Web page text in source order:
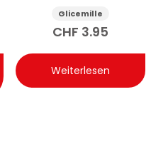
feuchtigkeitsspendende
Handcreme mit
Glicemille
CHF 3.95
Weiterlesen